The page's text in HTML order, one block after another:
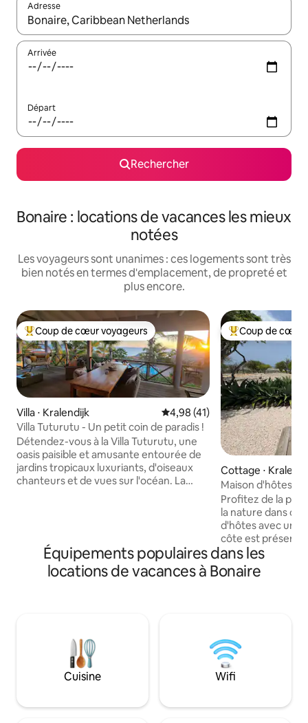
Adresse
Lorsque les résultats s'affichent, utilisez les flèches vers le
Arrivée
Départ
Rechercher
Bonaire : locations de vacances les mieux
notées
Les voyageurs sont unanimes : ces logements sont très
bien notés en termes d'emplacement, de propreté et
plus encore.
Coups de cœur voyageurs les plus appréciés
Coup de cœur voyageurs
Villa ⋅ Kralendijk Évaluation moyenne sur la
4,98 (41)
Villa Tuturutu - Un petit coin de paradis !
Détendez-vous à la Villa Tuturutu, une
oasis paisible et amusante entourée de
jardins tropicaux luxuriants, d'oiseaux
chanteurs et de vues sur l'océan. La
Pour votre confort, le parking est
directement à la villa avec un réservoir
de rinçage privé et un casier de plongée
dans les chambres.
Coups de cœur
Coup de cœur
Cottage ⋅
Maison d'hôtes
Profitez de la
la nature dans
d'hôtes avec une
côte est
iguanes et des
votre jardin. À
centre-ville de
profiter de la vue
réservoirs de
équipement de
rapide et fiable et
Équipements populaires dans les
locations de vacances à Bonaire
Cuisine Wifi